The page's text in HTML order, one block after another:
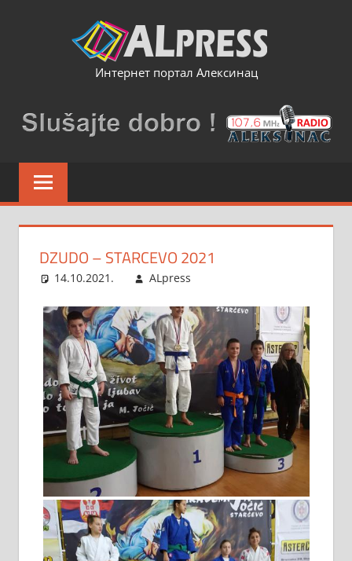
Интернет портал Алексинац
DZUDO – STARCEVO 2021
14.10.2021. ALpress